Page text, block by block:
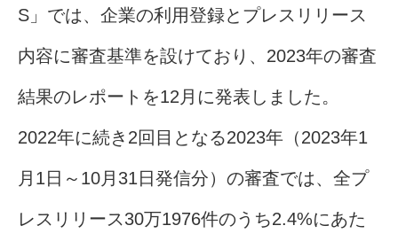
S」では、企業の利用登録とプレスリリース
内容に審査基準を設けており、2023年の審査
結果のレポートを12月に発表しました。
2022年に続き2回目となる2023年（2023年1
月1日～10月31日発信分）の審査では、全プ
レスリリース30万1976件のうち2.4%にあた